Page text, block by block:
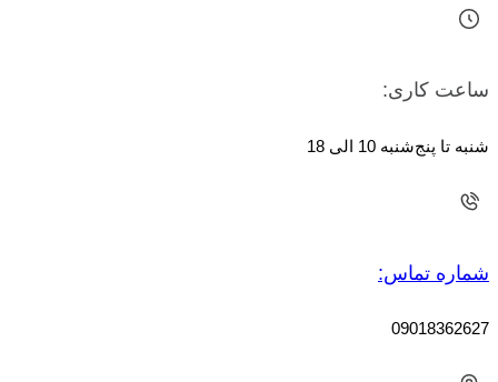
کاری:
10 الی 18
تماس: